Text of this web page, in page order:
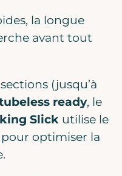
la longue
avant tout
(jusqu’à
ready, le
Slick utilise le
pour optimiser la